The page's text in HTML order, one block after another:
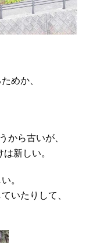
めか、
から古いが、
新しい。
。
いたりして、